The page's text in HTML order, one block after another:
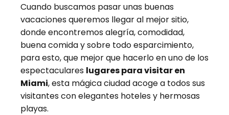
Cuando buscamos pasar unas buenas
vacaciones queremos llegar al mejor sitio,
donde encontremos alegría, comodidad,
buena comida y sobre todo esparcimiento,
para esto, que mejor que hacerlo en uno de los
espectaculares lugares para visitar en
Miami, esta mágica ciudad acoge a todos sus
visitantes con elegantes hoteles y hermosas
playas.